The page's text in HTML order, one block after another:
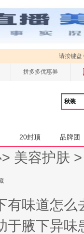
请按键盘
拼多多优惠券
20封顶 品牌团
> 美容护肤
有味道怎
于腋下异